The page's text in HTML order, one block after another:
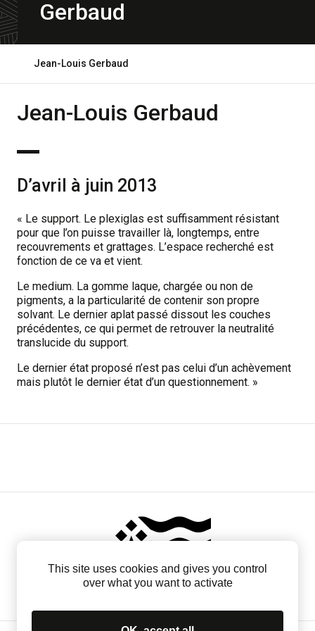
Gerbaud
Jean-Louis Gerbaud
d'ariane
Jean-Louis Gerbaud
D’avril à juin 2013
« Le support. Le plexiglas est suffisamment résistant
pour que l’on puisse travailler là, longtemps, entre
recouvrements et grattages. L’espace recherché est
fonction de ce va et vient.
Le medium. La gomme laque, chargée ou non de
pigments, a la particularité de contenir son propre
solvant. Le dernier aplat passé dissout les couches
précédentes, ce qui permet de retrouver la neutralité
translucide du support.
Le dernier état proposé n’est pas celui d’un achèvement
mais plutôt le dernier état d’un questionnement. »
This site uses cookies and gives you control
over what you want to activate